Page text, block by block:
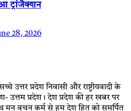
ट्रांजैक्शन
28, 2026
उत्तर प्रदेश निवासी और राष्ट्रीयवादी के
उत्तम प्रदेश। देश प्रदेश की हर खबर पर
मन वचन कर्म से हम देश हित को समर्पित